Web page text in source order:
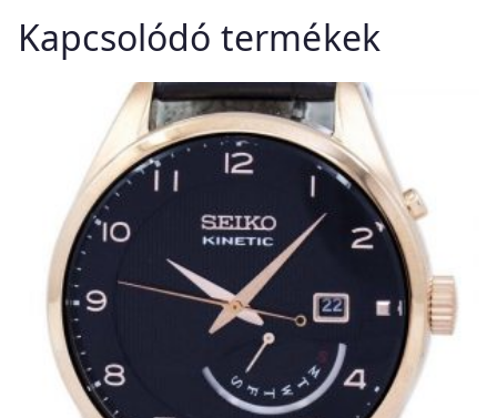
Kapcsolódó termékek